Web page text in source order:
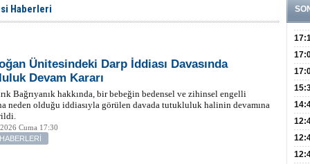
Haberleri
Ünitesindeki Darp İddiası Davasında
Devam Kararı
Bağrıyanık hakkında, bir bebeğin bedensel ve zihinsel engelli
neden olduğu iddiasıyla görülen davada tutukluluk halinin devamına
Cuma 17:30
Ve
10
Aldı
Bini